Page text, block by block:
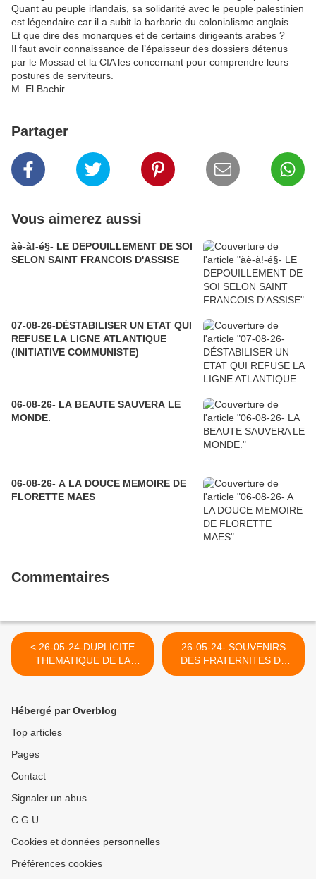
Quant au peuple irlandais, sa solidarité avec le peuple palestinien
est légendaire car il a subit la barbarie du colonialisme anglais.
Et que dire des monarques et de certains dirigeants arabes ?
Il faut avoir connaissance de l’épaisseur des dossiers détenus
par le Mossad et la CIA les concernant pour comprendre leurs
postures de serviteurs.
M. El Bachir
Partager
Vous aimerez aussi
àè-à!-é§- LE DEPOUILLEMENT DE SOI
SELON SAINT FRANCOIS D'ASSISE
07-08-26-DÉSTABILISER UN ETAT QUI
REFUSE LA LIGNE ATLANTIQUE
(INITIATIVE COMMUNISTE)
06-08-26- LA BEAUTE SAUVERA LE
MONDE.
06-08-26- A LA DOUCE MEMOIRE DE
FLORETTE MAES
Commentaires
< 26-05-24-DUPLICITE
THEMATIQUE DE LA
RADIO DEVENUE DE
26-05-24- SOUVENIRS
DES FRATERNITES DE
CHAMPAGNE (YVAN
Hébergé par Overblog
Top articles
Pages
Contact
Signaler un abus
C.G.U.
Cookies et données personnelles
Préférences cookies